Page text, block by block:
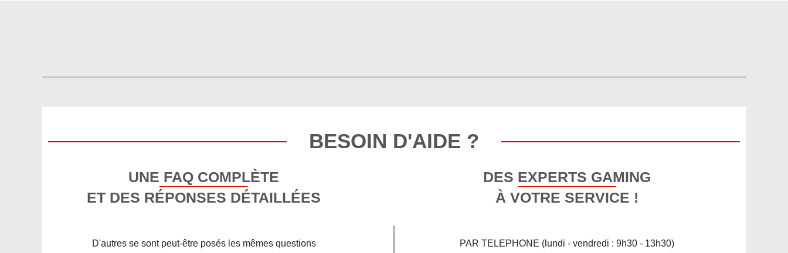
BESOIN D'AIDE ?
UNE FAQ COMPLÈTE
ET DES RÉPONSES DÉTAILLÉES
D'autres se sont peut-être posés les mêmes questions
DES EXPERTS GAMING
À VOTRE SERVICE !
PAR TELEPHONE (lundi - vendredi : 9h30 - 13h30)